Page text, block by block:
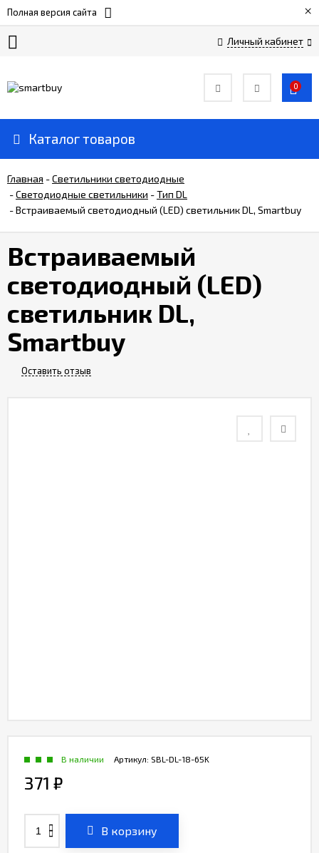
Полная версия сайта ×
Личный кабинет
Прайс-
Доставка
и
оплата
Контакты
0
Каталог товаров
Главная -Светильники светодиодные
-Светодиодные светильники -Тип DL
-Встраиваемый светодиодный (LED) светильник DL, Smartbuy
Встраиваемый
светодиодный (LED)
светильник DL,
Smartbuy
Оставить отзыв
Артикул: SBL-DL-18-65K
В наличии
371 ₽
В корзину